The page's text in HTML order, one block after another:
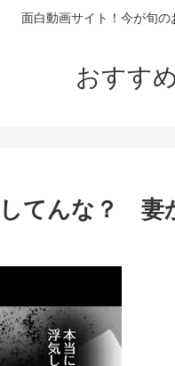
面白動画サイト！今が旬の
おすす
てんな？ 妻